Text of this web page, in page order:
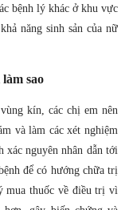
bệnh lý khác ở khu vực
năng sinh sản của nữ
sao
kín, các chị em nên
và làm các xét nghiệm
xác nguyên nhân dẫn tới
để có hướng chữa trị
mua thuốc về điều trị vì